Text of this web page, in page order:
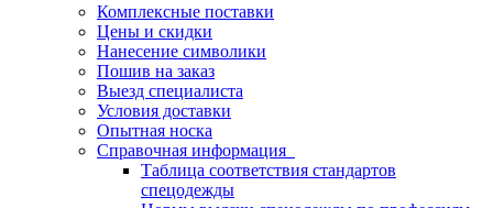
Комплексные поставки
Цены и скидки
Нанесение символики
Пошив на заказ
Выезд специалиста
Условия доставки
Опытная носка
Справочная информация
Таблица соответствия стандартов
спецодежды